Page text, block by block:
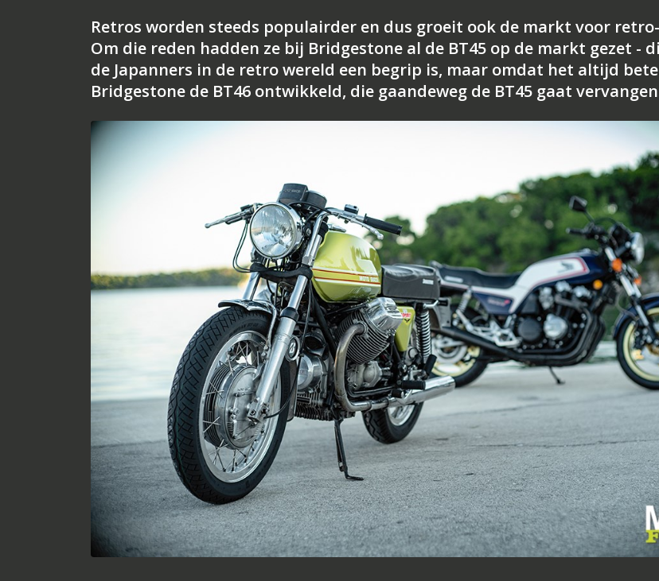
Retros worden steeds populairder en dus groeit ook de markt voor
Om die reden hadden ze bij Bridgestone al de BT45 op de markt gezet -
de Japanners in de retro wereld een begrip is, maar omdat het altijd
Bridgestone de BT46 ontwikkeld, die gaandeweg de BT45 gaat